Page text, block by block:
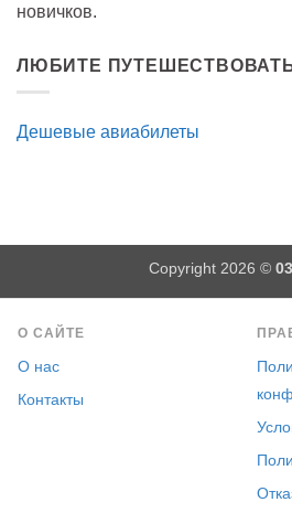
новичков.
ЛЮБИТЕ
Дешевые авиабилеты
Copyright 2026 ©
О САЙТЕ
О нас
Контакты